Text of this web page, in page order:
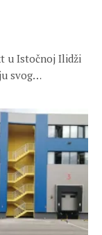
u Istočnoj Ilidži
svog…